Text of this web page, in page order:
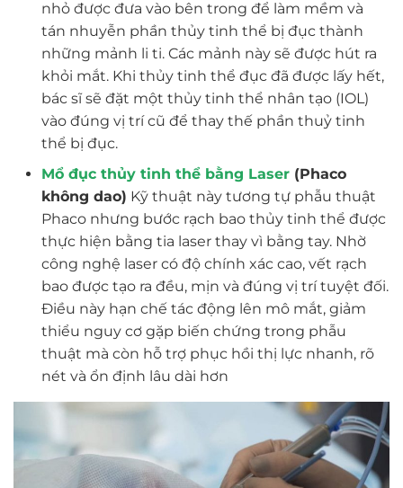
nhỏ được đưa vào bên trong để làm mềm và
tán nhuyễn phần thủy tinh thể bị đục thành
những mảnh li ti. Các mảnh này sẽ được hút ra
khỏi mắt. Khi thủy tinh thể đục đã được lấy hết,
bác sĩ sẽ đặt một thủy tinh thể nhân tạo (IOL)
vào đúng vị trí cũ để thay thế phần thuỷ tinh
thể bị đục.
Mổ đục thủy tinh thể bằng Laser(Phaco
không dao) Kỹ thuật này tương tự phẫu thuật
Phaco nhưng bước rạch bao thủy tinh thể được
thực hiện bằng tia laser thay vì bằng tay. Nhờ
công nghệ laser có độ chính xác cao, vết rạch
bao được tạo ra đều, mịn và đúng vị trí tuyệt đối.
Điều này hạn chế tác động lên mô mắt, giảm
thiểu nguy cơ gặp biến chứng trong phẫu
thuật mà còn hỗ trợ phục hồi thị lực nhanh, rõ
nét và ổn định lâu dài hơn